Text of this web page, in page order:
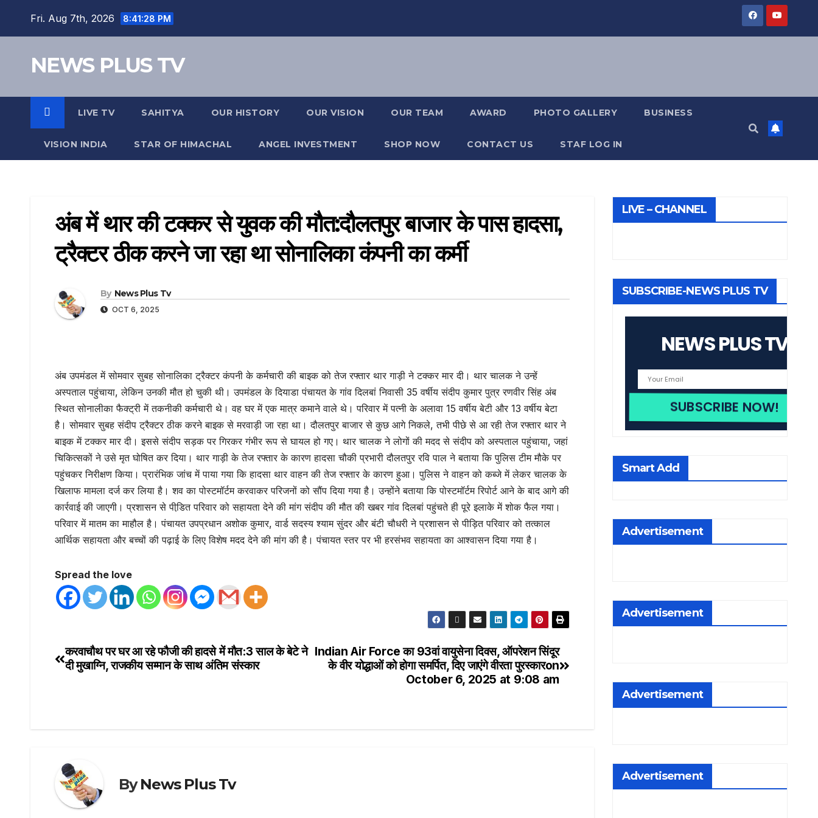
Fri. Aug 7th, 2026 8:41:29 PM
NEWS PLUS TV
LIVE TV SAHITYA OUR HISTORY OUR VISION OUR TEAM AWARD PHOTO GALLERY BUSINESS
VISION INDIA STAR OF HIMACHAL ANGEL INVESTMENT SHOP NOW CONTACT US STAF LOG IN
अंब में थार की टक्कर से युवक की मौत:दौलतपुर बाजार के पास हादसा,
ट्रैक्टर ठीक करने जा रहा था सोनालिका कंपनी का कर्मी
By News Plus Tv
OCT 6, 2025
अंब उपमंडल में सोमवार सुबह सोनालिका ट्रै​क्टर कंपनी के कर्मचारी की बाइक को तेज रफ्तार थार गाड़ी ने टक्कर मार दी। थार चालक ने उन्हें
अस्पताल पहुंचाया, लेकिन उनकी मौत हो चुकी थी। उपमंडल के दियाडा पंचायत के गांव दिलबां निवासी 35 वर्षीय संदीप कुमार पुत्र रणवीर सिंह अंब
स्थित सोनालीका फैक्ट्री में तकनीकी कर्मचारी थे। वह घर में एक मात्र कमाने वाले थे। परिवार में पत्नी के अलावा 15 वर्षीय बेटी और 13 वर्षीय बेटा
है। सोमवार सुबह संदीप ट्रैक्टर ठीक करने बाइक से मरवाड़ी जा रहा था। दौलतपुर बाजार से कुछ आगे निकले, तभी पीछे से आ रही तेज रफ्तार थार ने
बाइक में टक्कर मार दी। इससे संदीप सड़क पर गिरकर गंभीर रूप से घायल हो गए। थार चालक ने लोगों की मदद से संदीप को अस्पताल पहुंचाया, जहां
चिकित्सकों ने उसे मृत घोषित कर दिया। थार गाड़ी के तेज रफ्तार के कारण हादसा चौकी प्रभारी दौलतपुर रवि पाल ने बताया कि पुलिस टीम मौके पर
पहुंचकर निरीक्षण किया। प्रारंभिक जांच में पाया गया कि हादसा थार वाहन की तेज रफ्तार के कारण हुआ। पुलिस ने वाहन को कब्जे में लेकर चालक के
खिलाफ मामला दर्ज कर लिया है। शव का पोस्टमॉर्टम करवाकर परिजनों को सौंप दिया गया है। उन्होंने बताया कि पोस्टमॉर्टम रिपोर्ट आने के बाद आगे की
कार्रवाई की जाएगी। प्रशासन से पीडि़त परिवार को सहायता देने की मांग संदीप की मौत की खबर गांव दिलबां पहुंचते ही पूरे इलाके में शोक फैल गया।
परिवार में मातम का माहौल है। पंचायत उपप्रधान अशोक कुमार, वार्ड सदस्य श्याम सुंदर और बंटी चौधरी ने प्रशासन से पीड़ित परिवार को तत्काल
आर्थिक सहायता और बच्चों की पढ़ाई के लिए विशेष मदद देने की मांग की है। पंचायत स्तर पर भी हरसंभव सहायता का आश्वासन दिया गया है।
Spread the love
Indian Air Force का 93वां वायुसेना दिवस, ऑपरेशन सिंदूर
के वीर योद्धाओं को होगा समर्पित, दिए जाएंगे वीरता पुरस्कार​on
October 6, 2025 at 9:08 am
करवाचौथ पर घर आ रहे फौजी की हादसे में मौत:3 साल के बेटे ने
दी मुखाग्नि, राजकीय सम्मान के साथ अंतिम संस्कार
ByNews Plus Tv
LIVE – CHANNEL
SUBSCRIBE-NEWS PLUS TV
NEWS PLUS TV
Smart Add
Advertisement
Advertisement
Advertisement
Advertisement